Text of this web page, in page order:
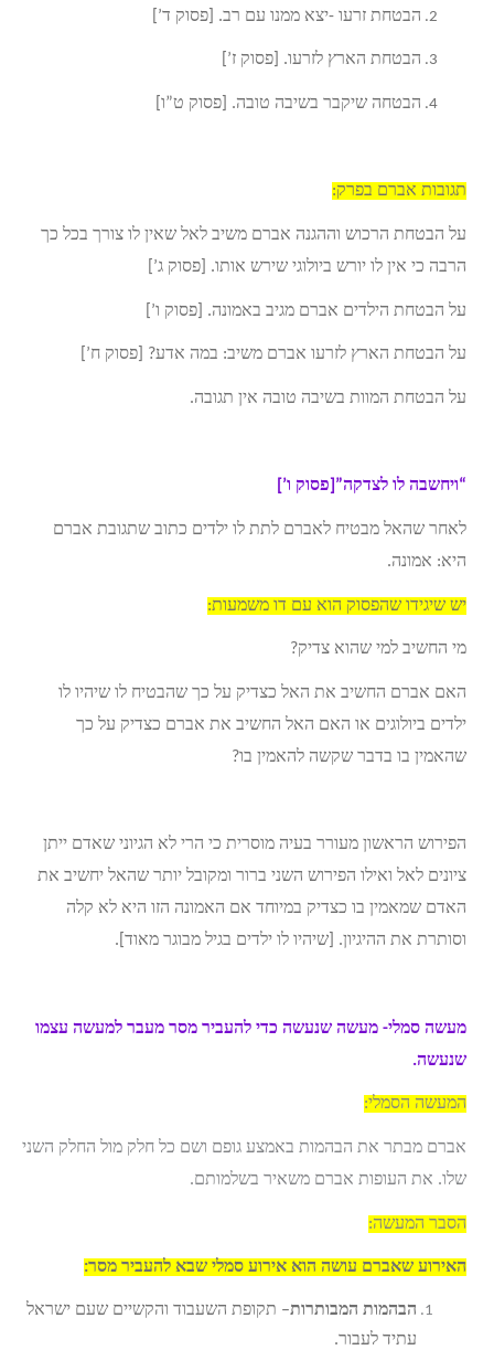
הבטחת זרעו -יצא ממנו עם רב. [פסוק ד’]
הבטחת הארץ לזרעו. [פסוק ז’]
הבטחה שיקבר בשיבה טובה. [פסוק ט”ו]
תגובות אברם בפרק:
על הבטחת הרכוש וההגנה אברם משיב לאל שאין לו צורך בכל כך
הרבה כי אין לו יורש ביולוגי שירש אותו. [פסוק ג’]
על הבטחת הילדים אברם מגיב באמונה. [פסוק ו’]
על הבטחת הארץ לזרעו אברם משיב: במה אדע? [פסוק ח’]
על הבטחת המוות בשיבה טובה אין תגובה.
“ויחשבה לו לצדקה”[פסוק ו’]
לאחר שהאל מבטיח לאברם לתת לו ילדים כתוב שתגובת אברם
היא: אמונה.
יש שיגידו שהפסוק הוא עם דו משמעות:
מי החשיב למי שהוא צדיק?
האם אברם החשיב את האל כצדיק על כך שהבטיח לו שיהיו לו
ילדים ביולוגים או האם האל החשיב את אברם כצדיק על כך
שהאמין בו בדבר שקשה להאמין בו?
הפירוש הראשון מעורר בעיה מוסרית כי הרי לא הגיוני שאדם ייתן
ציונים לאל ואילו הפירוש השני ברור ומקובל יותר שהאל יחשיב את
האדם שמאמין בו כצדיק במיוחד אם האמונה הזו היא לא קלה
וסותרת את ההיגיון. [שיהיו לו ילדים בגיל מבוגר מאוד].
מעשה סמלי- מעשה שנעשה כדי להעביר מסר מעבר למעשה עצמו
שנעשה.
המעשה הסמלי:
אברם מבתר את הבהמות באמצע גופם ושם כל חלק מול החלק השני
שלו. את העופות אברם משאיר בשלמותם.
הסבר המעשה:
האירוע שאברם עושה הוא אירוע סמלי שבא להעביר מסר:
הבהמות המבותרות– תקופת השעבוד והקשיים שעם ישראל
עתיד לעבור.